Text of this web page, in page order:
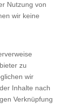
Nutzung von
wir keine
zu
wir
Inhalte nach
Verknüpfung